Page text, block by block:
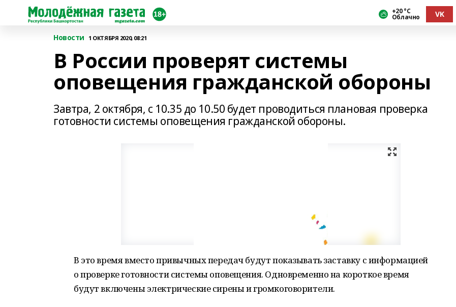
+20 °С
Облачно VK
Новости 1 ОКТЯБРЯ 2020, 08:21
В России проверят системы
оповещения гражданской обороны
Завтра, 2 октября, с 10.35 до 10.50 будет проводиться плановая проверка
готовности системы оповещения гражданской обороны.
В это время вместо привычных передач будут показывать заставку с информацией
о проверке готовности системы оповещения. Одновременно на короткое время
будут включены электрические сирены и громкоговорители.